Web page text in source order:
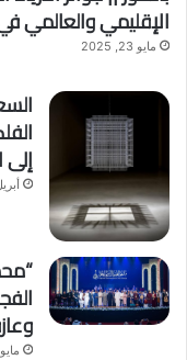
الإقليمي والعالمي
مايو 23, 2025
إلى
أبريل 27,
مايو 7, 2025